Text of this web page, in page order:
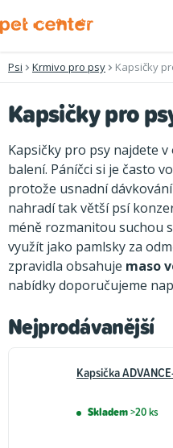
na
Psi Krmivo pro psy Kapsičky
Kapsičky pro
Kapsičky pro psy najdete
balení. Páníčci si je často
protože usnadní
nahradí tak větší psí
méně rozmanitou suchou
využít jako pamlsky za
zpravidla obsahuje maso
nabídky doporučujeme
Nejprodávanější
Kapsička
Skladem>20 ks